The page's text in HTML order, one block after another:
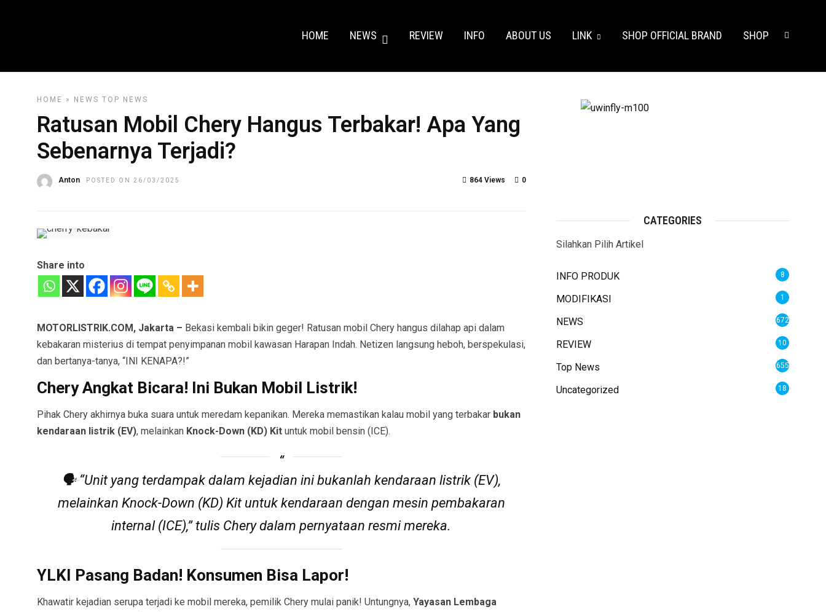
HOME NEWS REVIEW INFO ABOUT US LINK SHOP OFFICIAL BRAND SHOP
HOME » NEWS TOP NEWS
Ratusan Mobil Chery Hangus Terbakar! Apa Yang
Sebenarnya Terjadi?
Anton POSTED ON 26/03/2025 0
864 Views
Share into
MOTORLISTRIK.COM, Jakarta – Bekasi kembali bikin geger! Ratusan mobil Chery hangus dilahap api dalam
kebakaran misterius di tempat penyimpanan mobil kawasan Harapan Indah. Netizen langsung heboh, berspekulasi,
dan bertanya-tanya, “INI KENAPA?!”
Chery Angkat Bicara! Ini Bukan Mobil Listrik!
Pihak Chery akhirnya buka suara untuk meredam kepanikan. Mereka memastikan kalau mobil yang terbakar bukan
kendaraan listrik (EV), melainkan Knock-Down (KD) Kit untuk mobil bensin (ICE).
🗣️ “Unit yang terdampak dalam kejadian ini bukanlah kendaraan listrik (EV),
melainkan Knock-Down (KD) Kit untuk kendaraan dengan mesin pembakaran
internal (ICE),” tulis Chery dalam pernyataan resmi mereka.
YLKI Pasang Badan! Konsumen Bisa Lapor!
Khawatir kejadian serupa terjadi ke mobil mereka, pemilik Chery mulai panik! Untungnya, Yayasan Lembaga
CATEGORIES
Silahkan Pilih Artikel
INFO PRODUK 8
MODIFIKASI 1
NEWS 672
REVIEW 10
Top News 655
Uncategorized 18